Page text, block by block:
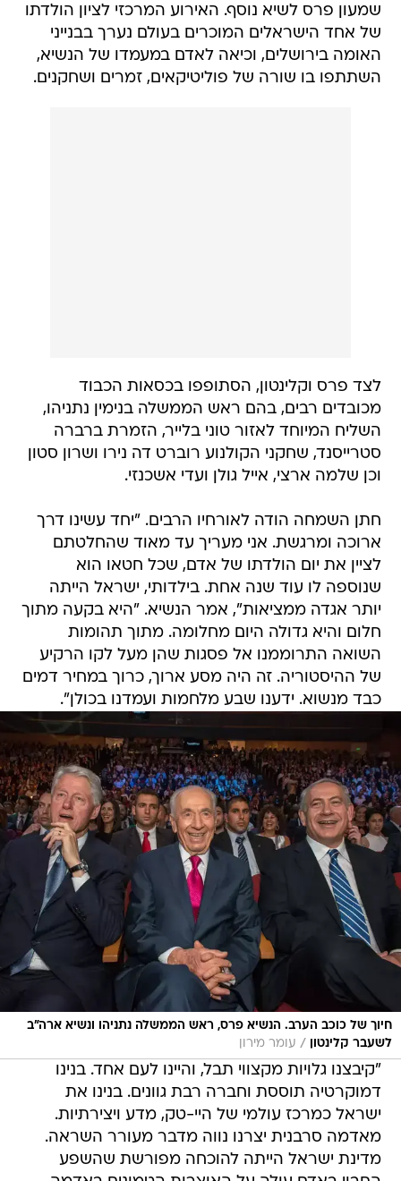
שמעון פרס לשיא נוסף. האירוע המרכזי לציון הולדתו
של אחד הישראלים המוכרים בעולם נערך בבנייני
האומה בירושלים, וכיאה לאדם במעמדו של הנשיא,
השתתפו בו שורה של פוליטיקאים, זמרים ושחקנים.
לצד פרס וקלינטון, הסתופפו בכסאות הכבוד
מכובדים רבים, בהם ראש הממשלה בנימין נתניהו,
השליח המיוחד לאזור טוני בלייר, הזמרת ברברה
סטרייסנד, שחקני הקולנוע רוברט דה נירו ושרון סטון
וכן שלמה ארצי, אייל גולן ועדי אשכנזי.
חתן השמחה הודה לאורחיו הרבים. "יחד עשינו דרך
ארוכה ומרגשת. אני מעריך עד מאוד שהחלטתם
לציין את יום הולדתו של אדם, שכל חטאו הוא
שנוספה לו עוד שנה אחת. בילדותי, ישראל הייתה
יותר אגדה ממציאות", אמר הנשיא. "היא בקעה מתוך
חלום והיא גדולה היום מחלומה. מתוך תהומות
השואה התרוממנו אל פסגות שהן מעל לקו הרקיע
של ההיסטוריה. זה היה מסע ארוך, כרוך במחיר דמים
כבד מנשוא. ידענו שבע מלחמות ועמדנו בכולן".
חיוך של כוכב הערב. הנשיא פרס, ראש הממשלה נתניהו ונשיא ארה"ב
לשעבר קלינטון
/ עומר מירון
"קיבצנו גלויות מקצווי תבל, והיינו לעם אחד. בנינו
דמוקרטיה תוססת וחברה רבת גוונים. בנינו את
ישראל כמרכז עולמי של היי-טק, מדע ויצירתיות.
מאדמה סרבנית יצרנו נווה מדבר מעורר השראה.
מדינת ישראל הייתה להוכחה מפורשת שהשפע